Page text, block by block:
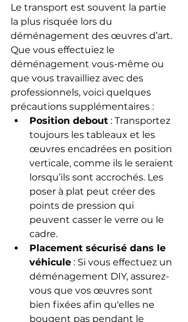
Le transport est souvent la partie
la plus risquée lors du
déménagement des œuvres d’art.
Que vous effectuiez le
déménagement vous-même ou
que vous travailliez avec des
professionnels, voici quelques
précautions supplémentaires :
Position debout : Transportez
toujours les tableaux et les
œuvres encadrées en position
verticale, comme ils le seraient
lorsqu’ils sont accrochés. Les
poser à plat peut créer des
points de pression qui
peuvent casser le verre ou le
cadre.
Placement sécurisé dans le
véhicule : Si vous effectuez un
déménagement DIY, assurez-
vous que vos œuvres sont
bien fixées afin qu'elles ne
bougent pas pendant le